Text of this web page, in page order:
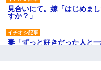
見合いにて。嫁「はじめま
すか？」
妻「ずっと好きだった人と